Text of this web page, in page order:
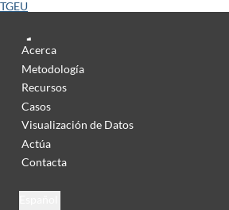
TGEU
Acerca
Metodología
Recursos
Casos
Visualización de Datos
Actúa
Contacta